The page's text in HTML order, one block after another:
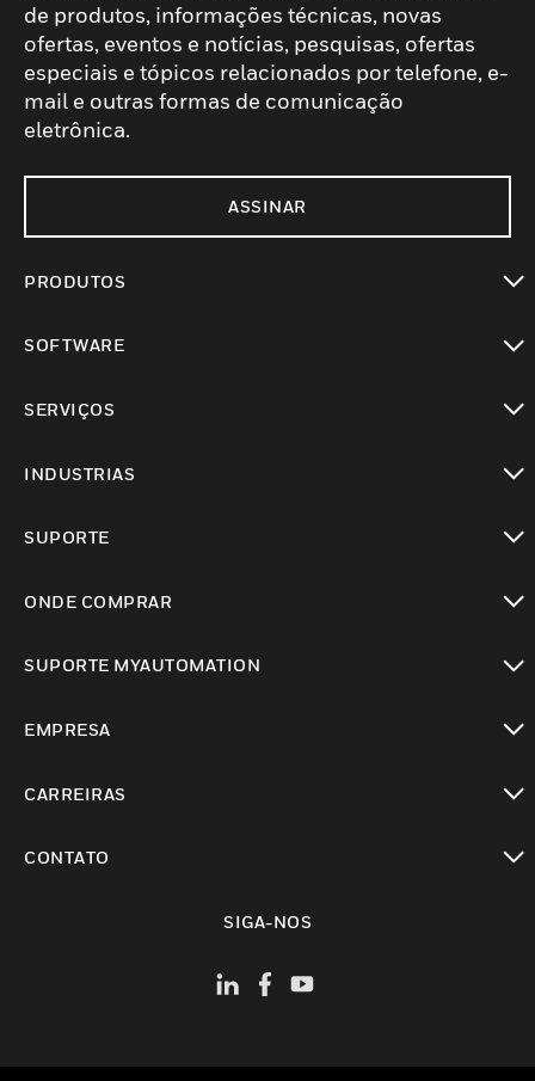
de produtos, informações técnicas, novas
ofertas, eventos e notícias, pesquisas, ofertas
especiais e tópicos relacionados por telefone, e-
mail e outras formas de comunicação
eletrônica.
ASSINAR
PRODUTOS
SOFTWARE
SERVIÇOS
INDUSTRIAS
SUPORTE
ONDE COMPRAR
SUPORTE MYAUTOMATION
EMPRESA
CARREIRAS
CONTATO
SIGA-NOS